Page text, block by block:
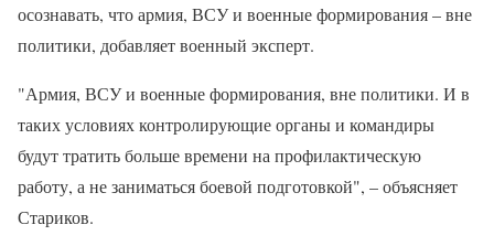
осознавать, что армия, ВСУ и военные формирования – вне
политики, добавляет военный эксперт.
"Армия, ВСУ и военные формирования, вне политики. И в
таких условиях контролирующие органы и командиры
будут тратить больше времени на профилактическую
работу, а не заниматься боевой подготовкой", – объясняет
Стариков.